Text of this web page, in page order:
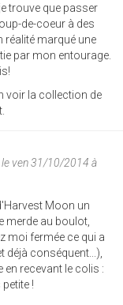
trouve que passer
de-coeur à des
réalité marqué une
par mon entourage.
voir la collection de
le ven 31/10/2014 à
Moon un
merde au boulot,
moi fermée ce qui a
déjà conséquent...),
en recevant le colis :
!